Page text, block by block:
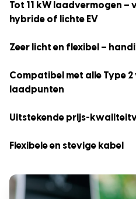
Tot 11 kW laadvermogen
hybride of lichte EV
Zeer licht en flexibel –
Compatibel met alle Type
laadpunten
Uitstekende prijs-
Flexibele en stevige kabel